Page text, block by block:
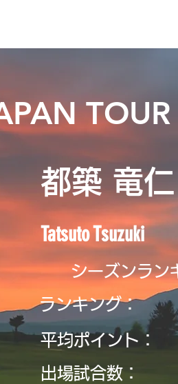
TOUR
都築 竜仁
Tatsuto Tsuzuki
シーズンラン
ランキング：
平均ポイント：
​出場試合数：